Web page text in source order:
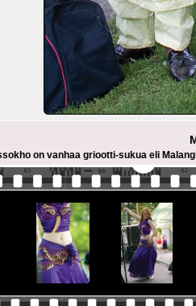
on vanhaa griootti-sukua eli